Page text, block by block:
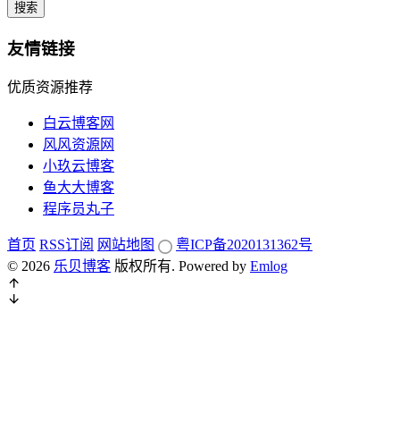
搜索
友情链接
优质资源推荐
白云博客网
风风资源网
小玖云博客
鱼大大博客
程序员丸子
首页 RSS订阅 网站地图
粤ICP备2020131362号
© 2026 乐贝博客 版权所有. Powered by Emlog